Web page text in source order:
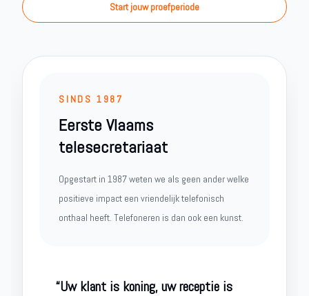
Start jouw proefperiode
SINDS 1987
Eerste Vlaams
telesecretariaat
Opgestart in 1987 weten we als geen ander welke
positieve impact een vriendelijk telefonisch
onthaal heeft. Telefoneren is dan ook een kunst.
“Uw klant is koning, uw receptie is